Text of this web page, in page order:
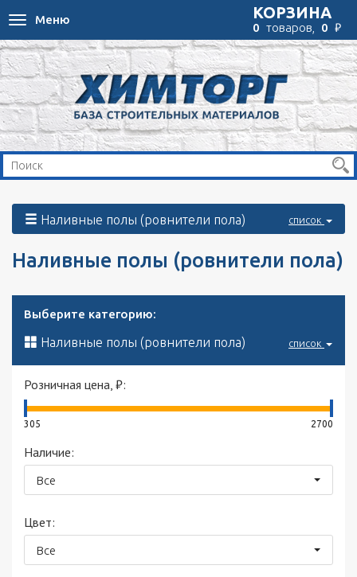
Toggle
navigation
Меню КОРЗИНА
0 товаров, 0 ₽
Наливные полы (ровнители пола) список
Наливные полы (ровнители пола)
Выберите категорию:
Наливные полы (ровнители пола) список
Розничная цена, ₽:
305 2700
Наличие:
Все
Цвет:
Все